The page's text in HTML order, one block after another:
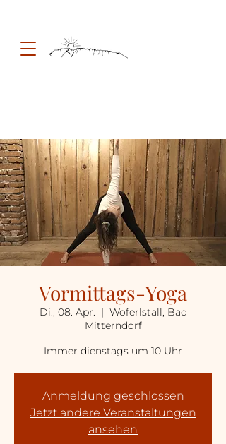
Vormittags-Yoga
Di., 08. Apr.
  |
Woferlstall, Bad
Mitterndorf
Immer dienstags um 10 Uhr
Anmeldung geschlossen
Jetzt andere Veranstaltungen
ansehen